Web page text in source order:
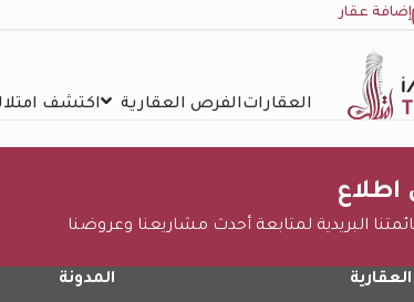
إضافة عقار
العقاراتالفرص العقارية اكتشف
اطلاع
البريدية لمتابعة أحدث مشاريعنا وعروضنا
المدونة